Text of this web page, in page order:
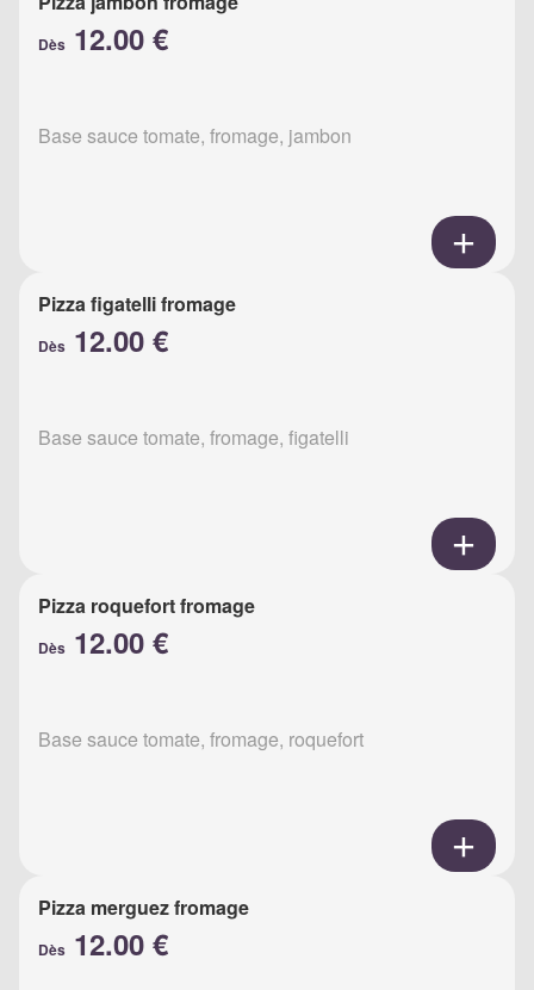
Dès 12.00 €
Base sauce tomate, fromage, jambon
Pizza figatelli fromage
Dès 12.00 €
Base sauce tomate, fromage, figatelli
Pizza roquefort fromage
Dès 12.00 €
Base sauce tomate, fromage, roquefort
Pizza merguez fromage
Dès 12.00 €